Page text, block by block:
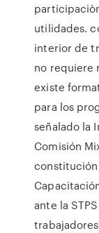
utilidades.
interior de
no requiere
existe
para los
señalado la
Comisión
ante la